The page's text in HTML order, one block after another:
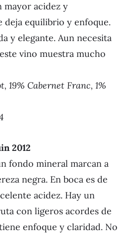
mayor acidez y
deja equilibrio y enfoque.
y elegante. Aun necesita
vino muestra mucho
19% Cabernet Franc, 1%
2012
fondo mineral marcan a
negra. En boca es de
acidez. Hay un
con ligeros acordes de
enfoque y claridad. No